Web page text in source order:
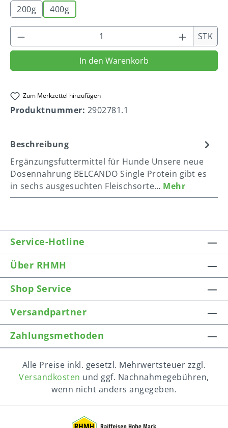
200g
400g
Produkt Anzahl: Gib den STK
In den Warenkorb
Zum Merkzettel hinzufügen
Produktnummer: 2902781.1
Beschreibung
Ergänzungsfuttermittel für Hunde Unsere neue
Dosennahrung BELCANDO Single Protein gibt es
in sechs ausgesuchten Fleischsorte… Mehr
Service-Hotline
Über RHMH
Shop Service
Versandpartner
Zahlungsmethoden
Alle Preise inkl. gesetzl. Mehrwertsteuer zzgl.
Versandkosten und ggf. Nachnahmegebühren,
wenn nicht anders angegeben.